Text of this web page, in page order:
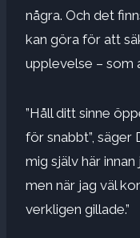
några. Och det
kan göra för att
upplevelse – som
”Håll ditt sinne
för snabbt”, säger
mig själv här
men när jag väl
verkligen gillade.”